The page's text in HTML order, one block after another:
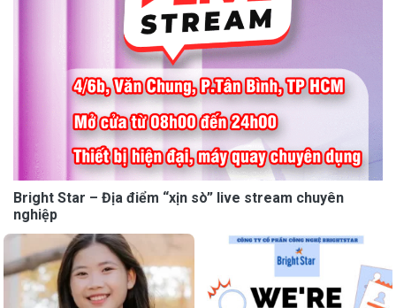
Bright Star – Địa điểm “xịn sò” live stream chuyên
nghiệp